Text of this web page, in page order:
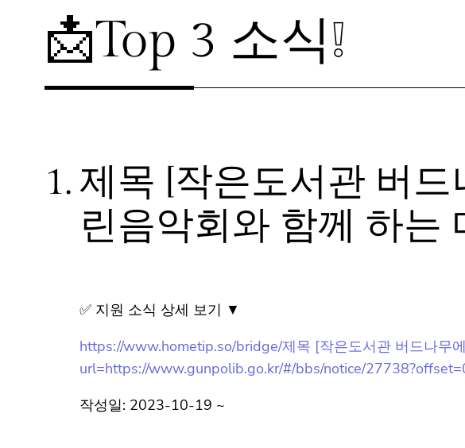
📩Top 3 소식❕
1. 제목 [작은도서관 버
린음악회와 함께 하는
✅ 지원 소식 상세 보기 ▼
https://www.hometip.so/bridge/제목 [작은도서관 버드나무
내/?url=https://www.gunpolib.go.kr/#/bbs/notice/
작성일: 2023-10-19 ~